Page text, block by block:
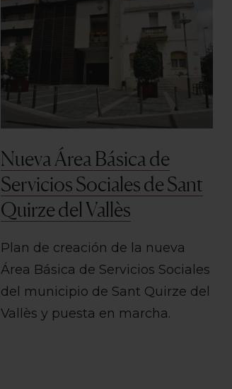
Nueva Área Básica de
Servicios Sociales de Sant
Quirze del Vallès
Plan de creación de la nueva
Área Básica de Servicios Sociales
del municipio de Sant Quirze del
Vallès y puesta en marcha.